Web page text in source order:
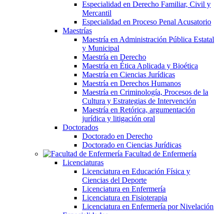
Especialidad en Derecho Familiar, Civil y
Mercantil
Especialidad en Proceso Penal Acusatorio
Maestrías
Maestría en Administración Pública Estatal
y Municipal
Maestría en Derecho
Maestría en Ética Aplicada y Bioética
Maestría en Ciencias Jurídicas
Maestría en Derechos Humanos
Maestría en Criminología, Procesos de la
Cultura y Estrategias de Intervención
Maestría en Retórica, argumentación
jurídica y litigación oral
Doctorados
Doctorado en Derecho
Doctorado en Ciencias Jurídicas
Facultad de Enfermería
Licenciaturas
Licenciatura en Educación Física y
Ciencias del Deporte
Licenciatura en Enfermería
Licenciatura en Fisioterapia
Licenciatura en Enfermería por Nivelación